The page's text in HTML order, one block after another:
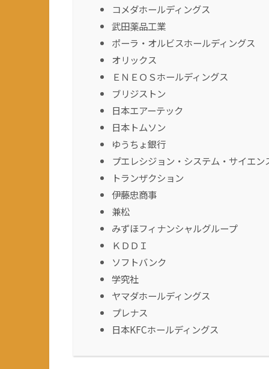
コメダホールディングス
武田薬品工業
ポーラ・オルビスホールディングス
オリックス
ＥＮＥＯＳホールディングス
ブリジストン
日本エアーテック
日本トムソン
ゆうちょ銀行
プエレシジョン・システム・サイエン
トランザクション
伊藤忠商事
兼松
みずほフィナンシャルグループ
ＫＤＤＩ
ソフトバンク
学究社
ヤマダホールディングス
プレナス
日本KFCホールディングス